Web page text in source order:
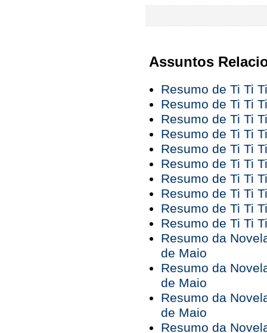
Assuntos
Resumo de Ti Ti
Resumo de Ti Ti
Resumo de Ti Ti
Resumo de Ti Ti
Resumo de Ti Ti
Resumo de Ti Ti
Resumo de Ti Ti
Resumo de Ti Ti
Resumo de Ti Ti
Resumo de Ti Ti
Resumo da
de Maio
Resumo da
de Maio
Resumo da
de Maio
Resumo da